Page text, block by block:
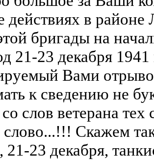
действиях в
бригады на
21-23 декабря
Вами
к сведению не
слов ветерана
Скажем
21-23 декабря,